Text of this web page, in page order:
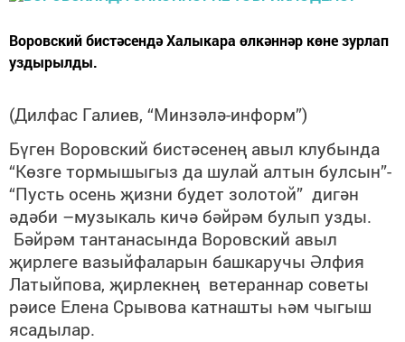
Воровский бистәсендә Халыкара өлкәннәр көне зурлап
уздырылды.
(Дилфас Галиев, “Минзәлә-информ”)
Бүген Воровский бистәсенең авыл клубында
“Көзге тормышыгыз да шулай алтын булсын”-
“Пусть осень җизни будет золотой” дигән
әдәби –музыкаль кичә бәйрәм булып узды.
Бәйрәм тантанасында Воровский авыл
җирлеге вазыйфаларын башкаручы Әлфия
Латыйпова, җирлекнең ветераннар советы
рәисе Елена Срывова катнашты һәм чыгыш
ясадылар.